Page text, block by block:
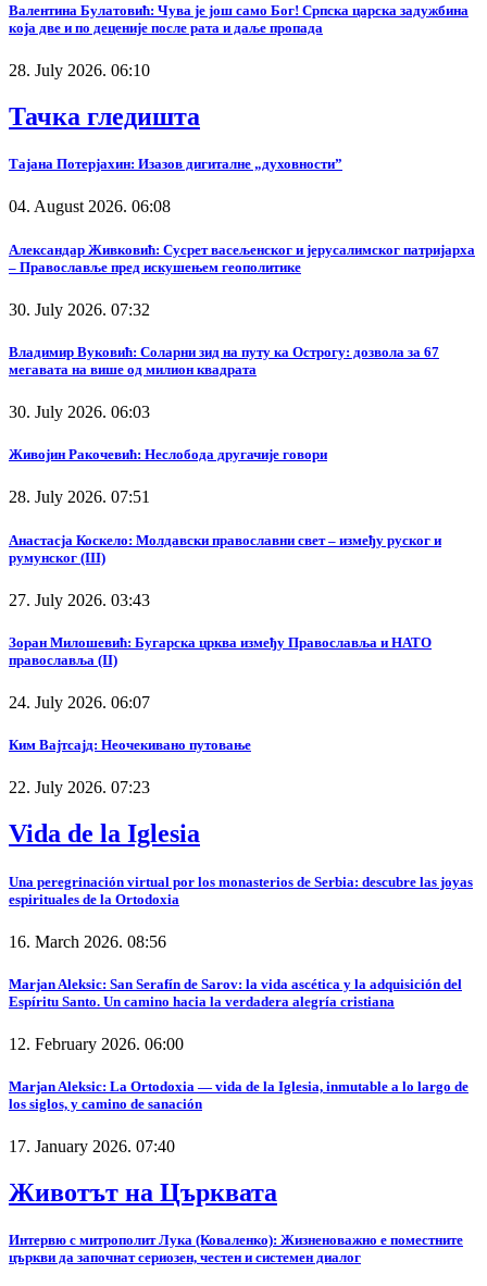
Валентина Булатовић: Чува је још само Бог! Српска царска задужбина
која две и по деценије после рата и даље пропада
28. July 2026. 06:10
Тачка гледишта
Тајана Потерјахин: Изазов дигиталне „духовности”
04. August 2026. 06:08
Александар Живковић: Сусрет васељенског и јерусалимског патријарха
– Православље пред искушењем геополитике
30. July 2026. 07:32
Владимир Вуковић: Соларни зид на путу ка Острогу: дозвола за 67
мегавата на више од милион квадрата
30. July 2026. 06:03
Живојин Ракочевић: Неслобода другачије говори
28. July 2026. 07:51
Анастасја Коскело: Молдавски православни свет – између руског и
румунског (III)
27. July 2026. 03:43
Зоран Милошевић: Бугарска црква између Православља и НАТО
православља (II)
24. July 2026. 06:07
Ким Вајтсајд: Неочекивано путовање
22. July 2026. 07:23
Vida de la Iglesia
Una peregrinación virtual por los monasterios de Serbia: descubre las joyas
espirituales de la Ortodoxia
16. March 2026. 08:56
Marjan Aleksic: San Serafín de Sarov: la vida ascética y la adquisición del
Espíritu Santo. Un camino hacia la verdadera alegría cristiana
12. February 2026. 06:00
Marjan Aleksic: La Ortodoxia — vida de la Iglesia, inmutable a lo largo de
los siglos, y camino de sanación
17. January 2026. 07:40
Животът на Църквата
Интервю с митрополит Лука (Коваленко): Жизненоважно е поместните
църкви да започнат сериозен, честен и системен диалог